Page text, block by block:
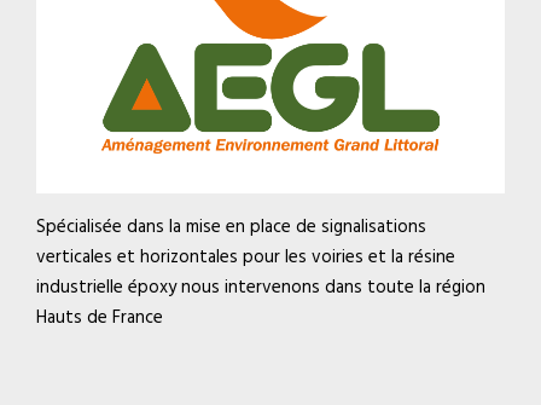
Spécialisée dans la mise en place de signalisations
verticales et horizontales pour les voiries et la résine
industrielle époxy nous intervenons dans toute la région
Hauts de France